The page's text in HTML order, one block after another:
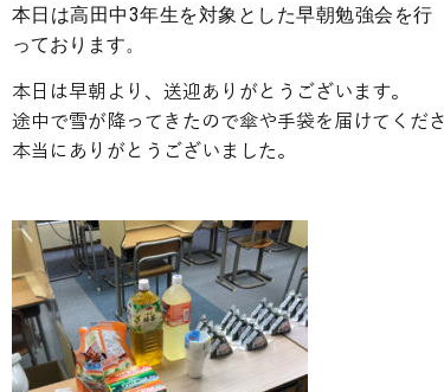
本日は高田中3年生を対象とした早朝勉強会を行
っております。
本日は早朝より、送迎ありがとうございます。
途中で雪が降ってきたので傘や手袋を届けてくだ
本当にありがとうございました。